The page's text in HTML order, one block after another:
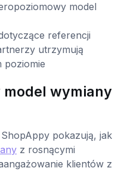
model
referencji
utrzymują
poziomie
model wymiany
pokazują, jak
z rosnącymi
klientów z